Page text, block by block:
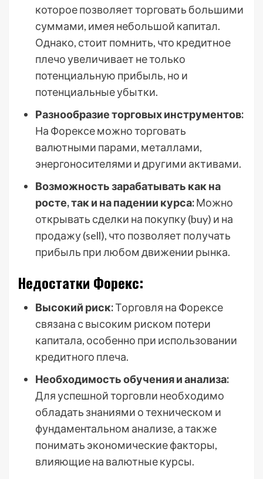
которое позволяет торговать большими
суммами, имея небольшой капитал.
Однако, стоит помнить, что кредитное
плечо увеличивает не только
потенциальную прибыль, но и
потенциальные убытки.
Разнообразие торговых инструментов:
На Форексе можно торговать
валютными парами, металлами,
энергоносителями и другими активами.
Возможность зарабатывать как на
росте, так и на падении курса:Можно
открывать сделки на покупку (buy) и на
продажу (sell), что позволяет получать
прибыль при любом движении рынка.
Недостатки Форекс:
Высокий риск:Торговля на Форексе
связана с высоким риском потери
капитала, особенно при использовании
кредитного плеча.
Необходимость обучения и анализа:
Для успешной торговли необходимо
обладать знаниями о техническом и
фундаментальном анализе, а также
понимать экономические факторы,
влияющие на валютные курсы.